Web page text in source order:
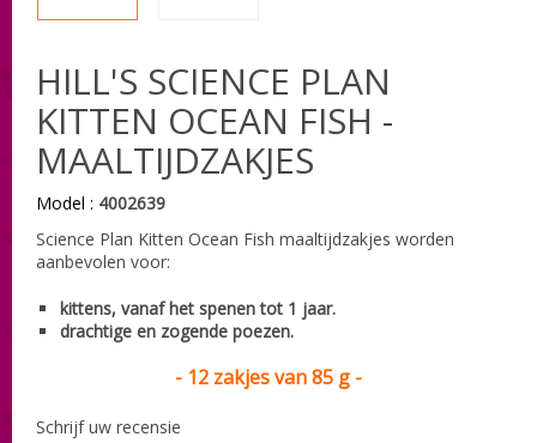
HILL'S SCIENCE PLAN
KITTEN OCEAN FISH -
MAALTIJDZAKJES
Model : 4002639
Science Plan Kitten Ocean Fish maaltijdzakjes worden
aanbevolen voor:
kittens, vanaf het spenen tot 1 jaar.
drachtige en zogende poezen.
- 12 zakjes van 85 g -
Schrijf uw recensie